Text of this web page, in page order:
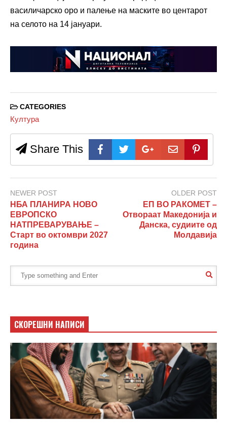
василичарско оро и палење на маските во центарот
на селото на 14 јануари.
CATEGORIES
Култура
Share This
NEWER POST
НБА ПЛАНИРА НОВО
ЕВРОПСКО
НАТПРЕВАРУВАЊЕ –
Старт во октомври 2027
година
OLDER POST
ЕП ВО РАКОМЕТ –
Отвораат Македонија и
Данска, судиите од
Молдавија
СКОРЕШНИ НАПИСИ